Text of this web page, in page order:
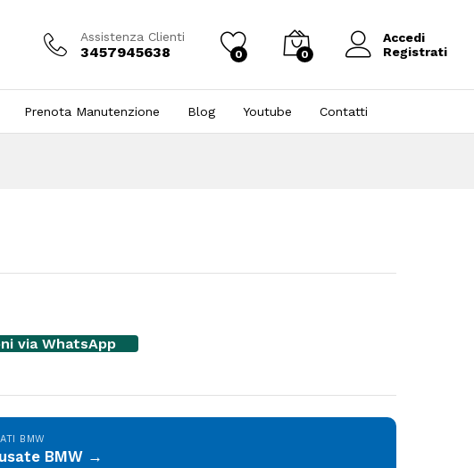
Assistenza Clienti
3457945638 0 0
Accedi
Registrati
Prenota Manutenzione Blog Youtube Contatti
via WhatsApp
BMW
BMW →